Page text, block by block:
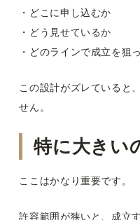
・どこに申し込むか
・どう見せているか
・どのラインで成立を狙
この設計がズレていると
せん。
特に大きい
ここはかなり重要です。
許容範囲が狭いと、成立